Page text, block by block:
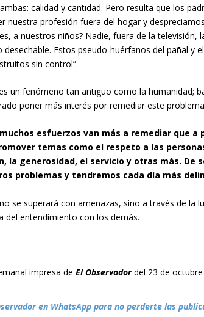
calidad y cantidad. Pero resulta que los
nuestra profesión fuera del hogar y
a nuestros niños? Nadie, fuera de la televisión,
Estos pseudo-huérfanos del pañal y
sin control”.
un fenómeno tan antiguo como la humanidad;
poner más interés por remediar este
esfuerzos van más a remediar que a
temas como el respeto a las
la generosidad, el servicio y otras más. De
problemas y tendremos cada día más
se superará con amenazas, sino a través de la
del entendimiento con los demás.
impresa deEl Observadordel 23 de
en WhatsApp para no perderte las